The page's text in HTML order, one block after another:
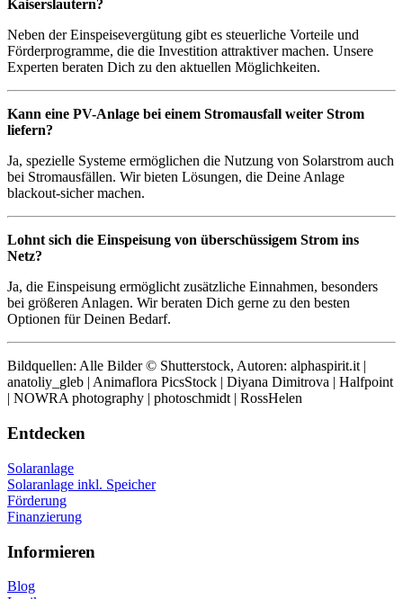
Kaiserslautern?
Neben der Einspeisevergütung gibt es steuerliche Vorteile und
Förderprogramme, die die Investition attraktiver machen. Unsere
Experten beraten Dich zu den aktuellen Möglichkeiten.
Kann eine PV-Anlage bei einem Stromausfall weiter Strom
liefern?
Ja, spezielle Systeme ermöglichen die Nutzung von Solarstrom auch
bei Stromausfällen. Wir bieten Lösungen, die Deine Anlage
blackout-sicher machen.
Lohnt sich die Einspeisung von überschüssigem Strom ins
Netz?
Ja, die Einspeisung ermöglicht zusätzliche Einnahmen, besonders
bei größeren Anlagen. Wir beraten Dich gerne zu den besten
Optionen für Deinen Bedarf.
Bildquellen: Alle Bilder © Shutterstock, Autoren: alphaspirit.it |
anatoliy_gleb | Animaflora PicsStock | Diyana Dimitrova | Halfpoint
| NOWRA photography | photoschmidt | RossHelen
Entdecken
Solaranlage
Solaranlage inkl. Speicher
Förderung
Finanzierung
Informieren
Blog